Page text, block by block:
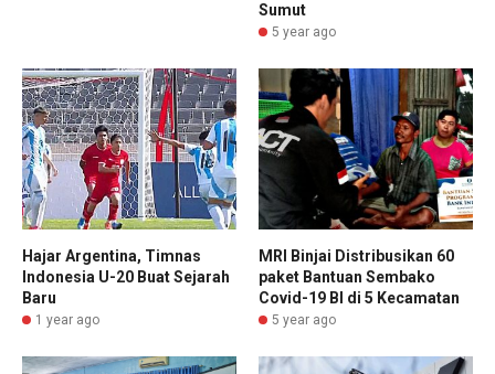
Sumut
5 year ago
Hajar Argentina, Timnas
Indonesia U-20 Buat Sejarah
Baru
1 year ago
MRI Binjai Distribusikan 60
paket Bantuan Sembako
Covid-19 BI di 5 Kecamatan
5 year ago